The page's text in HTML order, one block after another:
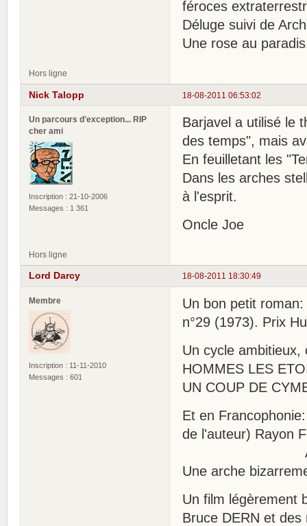
féroces
Déluge suivi de
Une rose au
Hors ligne
18-08-2011 06:53:02
Nick Talopp
Un parcours d'exception... RIP
cher ami
Inscription : 21-10-2006
Messages : 1 361
Barjavel a utilisé le
des temps", mais
En feuilletant les
Dans les arches
à l'esprit.
Oncle Joe
Hors ligne
18-08-2011 18:30:49
Lord Darcy
Membre
Inscription : 11-11-2010
Messages : 601
Un bon petit
n°29 (1973). Prix
Un cycle ambitieux,
HOMMES LES
UN COUP DE
Et en
de l'auteur) Rayon
ABZALON
Une arche
Un film légèrement
Bruce DERN et